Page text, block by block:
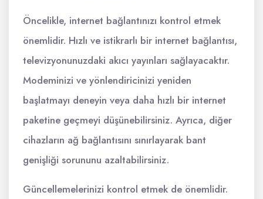
Öncelikle, internet bağlantınızı kontrol etmek
önemlidir. Hızlı ve istikrarlı bir internet bağlantısı,
televizyonunuzdaki akıcı yayınları sağlayacaktır.
Modeminizi ve yönlendiricinizi yeniden
başlatmayı deneyin veya daha hızlı bir internet
paketine geçmeyi düşünebilirsiniz. Ayrıca, diğer
cihazların ağ bağlantısını sınırlayarak bant
genişliği sorununu azaltabilirsiniz.
Güncellemelerinizi kontrol etmek de önemlidir.